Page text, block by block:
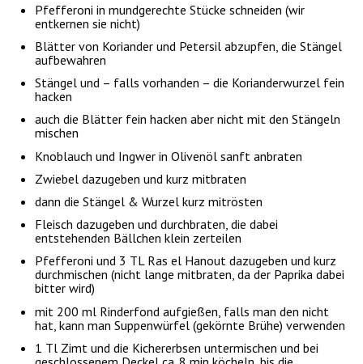
Pfefferoni in mundgerechte Stücke schneiden (wir
entkernen sie nicht)
Blätter von Koriander und Petersil abzupfen, die Stängel
aufbewahren
Stängel und – falls vorhanden – die Korianderwurzel fein
hacken
auch die Blätter fein hacken aber nicht mit den Stängeln
mischen
Knoblauch und Ingwer in Olivenöl sanft anbraten
Zwiebel dazugeben und kurz mitbraten
dann die Stängel & Wurzel kurz mitrösten
Fleisch dazugeben und durchbraten, die dabei
entstehenden Bällchen klein zerteilen
Pfefferoni und 3 TL Ras el Hanout dazugeben und kurz
durchmischen (nicht lange mitbraten, da der Paprika dabei
bitter wird)
mit 200 ml Rinderfond aufgießen, falls man den nicht
hat, kann man Suppenwürfel (gekörnte Brühe) verwenden
1 Tl Zimt und die Kichererbsen untermischen und bei